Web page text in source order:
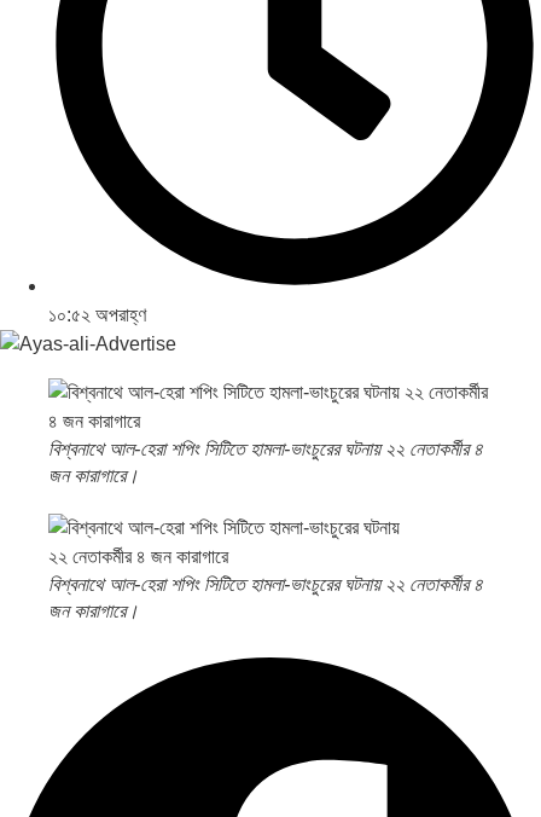
১০:৫২ অপরাহ্ণ
বিশ্বনাথে আল-হেরা শপিং সিটিতে হামলা-ভাংচুরের ঘটনায় ২২ নেতাকর্মীর ৪
জন কারাগারে।
বিশ্বনাথে আল-হেরা শপিং সিটিতে হামলা-ভাংচুরের ঘটনায় ২২ নেতাকর্মীর ৪
জন কারাগারে।